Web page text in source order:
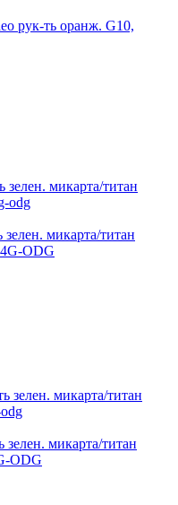
рук-ть оранж. G10,
микарта/титан
ODG
микарта/титан
ODG